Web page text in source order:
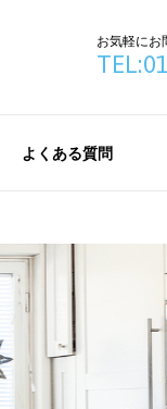
お気軽にお
よくある質問